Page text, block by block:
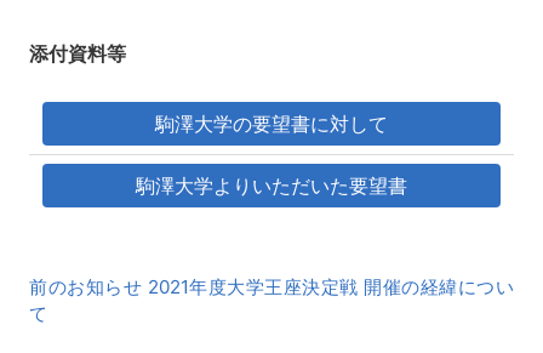
添付資料等
駒澤大学の要望書に対して
駒澤大学よりいただいた要望書
後
の
前のお知らせ 2021年度大学王座決定戦 開催の経緯につい
て